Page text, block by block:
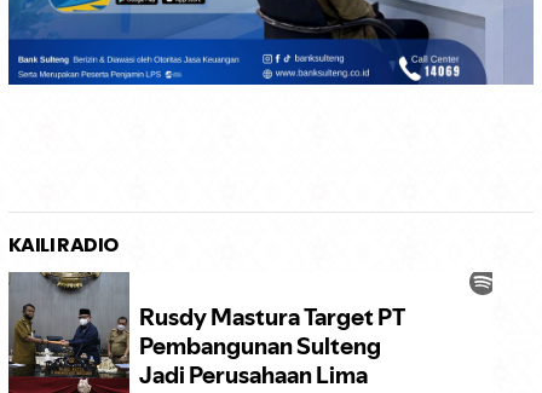
KAILI RADIO